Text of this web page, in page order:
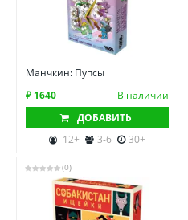
Манчкин: Пупсы
₽ 1640
В наличии
ДОБАВИТЬ
12+
3-6 30+
(0)